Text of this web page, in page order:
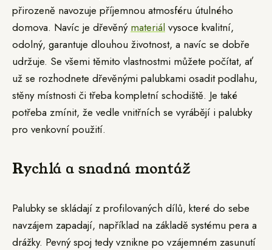
přirozeně navozuje příjemnou atmosféru útulného
domova. Navíc je dřevěný materiál vysoce kvalitní,
odolný, garantuje dlouhou životnost, a navíc se dobře
udržuje. Se všemi těmito vlastnostmi můžete počítat, ať
už se rozhodnete dřevěnými palubkami osadit podlahu,
stěny místnosti či třeba kompletní schodiště. Je také
potřeba zmínit, že vedle vnitřních se vyrábějí i palubky
pro venkovní použití.
Rychlá a snadná montáž
Palubky se skládají z profilovaných dílů, které do sebe
navzájem zapadají, například na základě systému pera a
drážky. Pevný spoj tedy vznikne po vzájemném zasunutí